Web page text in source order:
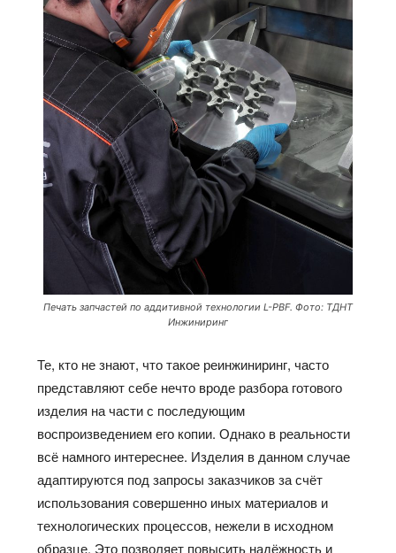
Печать запчастей по аддитивной технологии L-PBF. Фото: ТДНТ
Инжиниринг
Те, кто не знают, что такое реинжиниринг, часто
представляют себе нечто вроде разбора готового
изделия на части с последующим
воспроизведением его копии. Однако в реальности
всё намного интереснее. Изделия в данном случае
адаптируются под запросы заказчиков за счёт
использования совершенно иных материалов и
технологических процессов, нежели в исходном
образце. Это позволяет повысить надёжность и